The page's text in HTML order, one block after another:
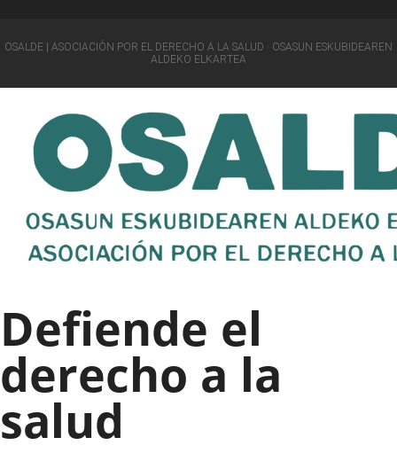
OSALDE | ASOCIACIÓN POR EL DERECHO A LA SALUD · OSASUN ESKUBIDEAREN
ALDEKO ELKARTEA
Defiende el
derecho a la
salud